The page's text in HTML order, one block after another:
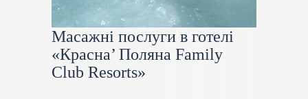
Масажні послуги в готелі
«Красна’ Поляна Family
Club Resorts»